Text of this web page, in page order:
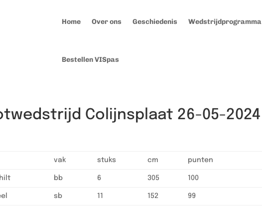
Home Over ons Geschiedenis Wedstrijdprogramma
Bestellen VISpas
Colijnsplaat 26-05-2024
vak stuks cm punten
bb 6 305 100
sb 11 152 99